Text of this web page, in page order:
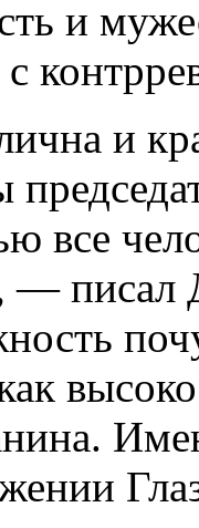
и
с
и
все
— писал